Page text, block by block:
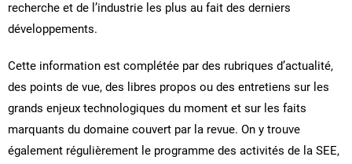
recherche et de l’industrie les plus au fait des derniers
développements.
Cette information est complétée par des rubriques d’actualité,
des points de vue, des libres propos ou des entretiens sur les
grands enjeux technologiques du moment et sur les faits
marquants du domaine couvert par la revue. On y trouve
également régulièrement le programme des activités de la SEE,